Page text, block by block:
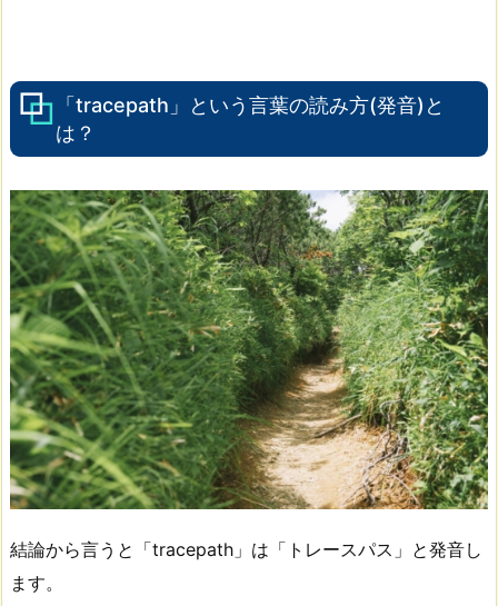
「tracepath」という言葉の読み方(発音)と
は？
結論から言うと「tracepath」は「トレースパス」と発音し
ます。